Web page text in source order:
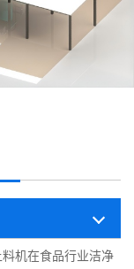
机在食品行业洁净